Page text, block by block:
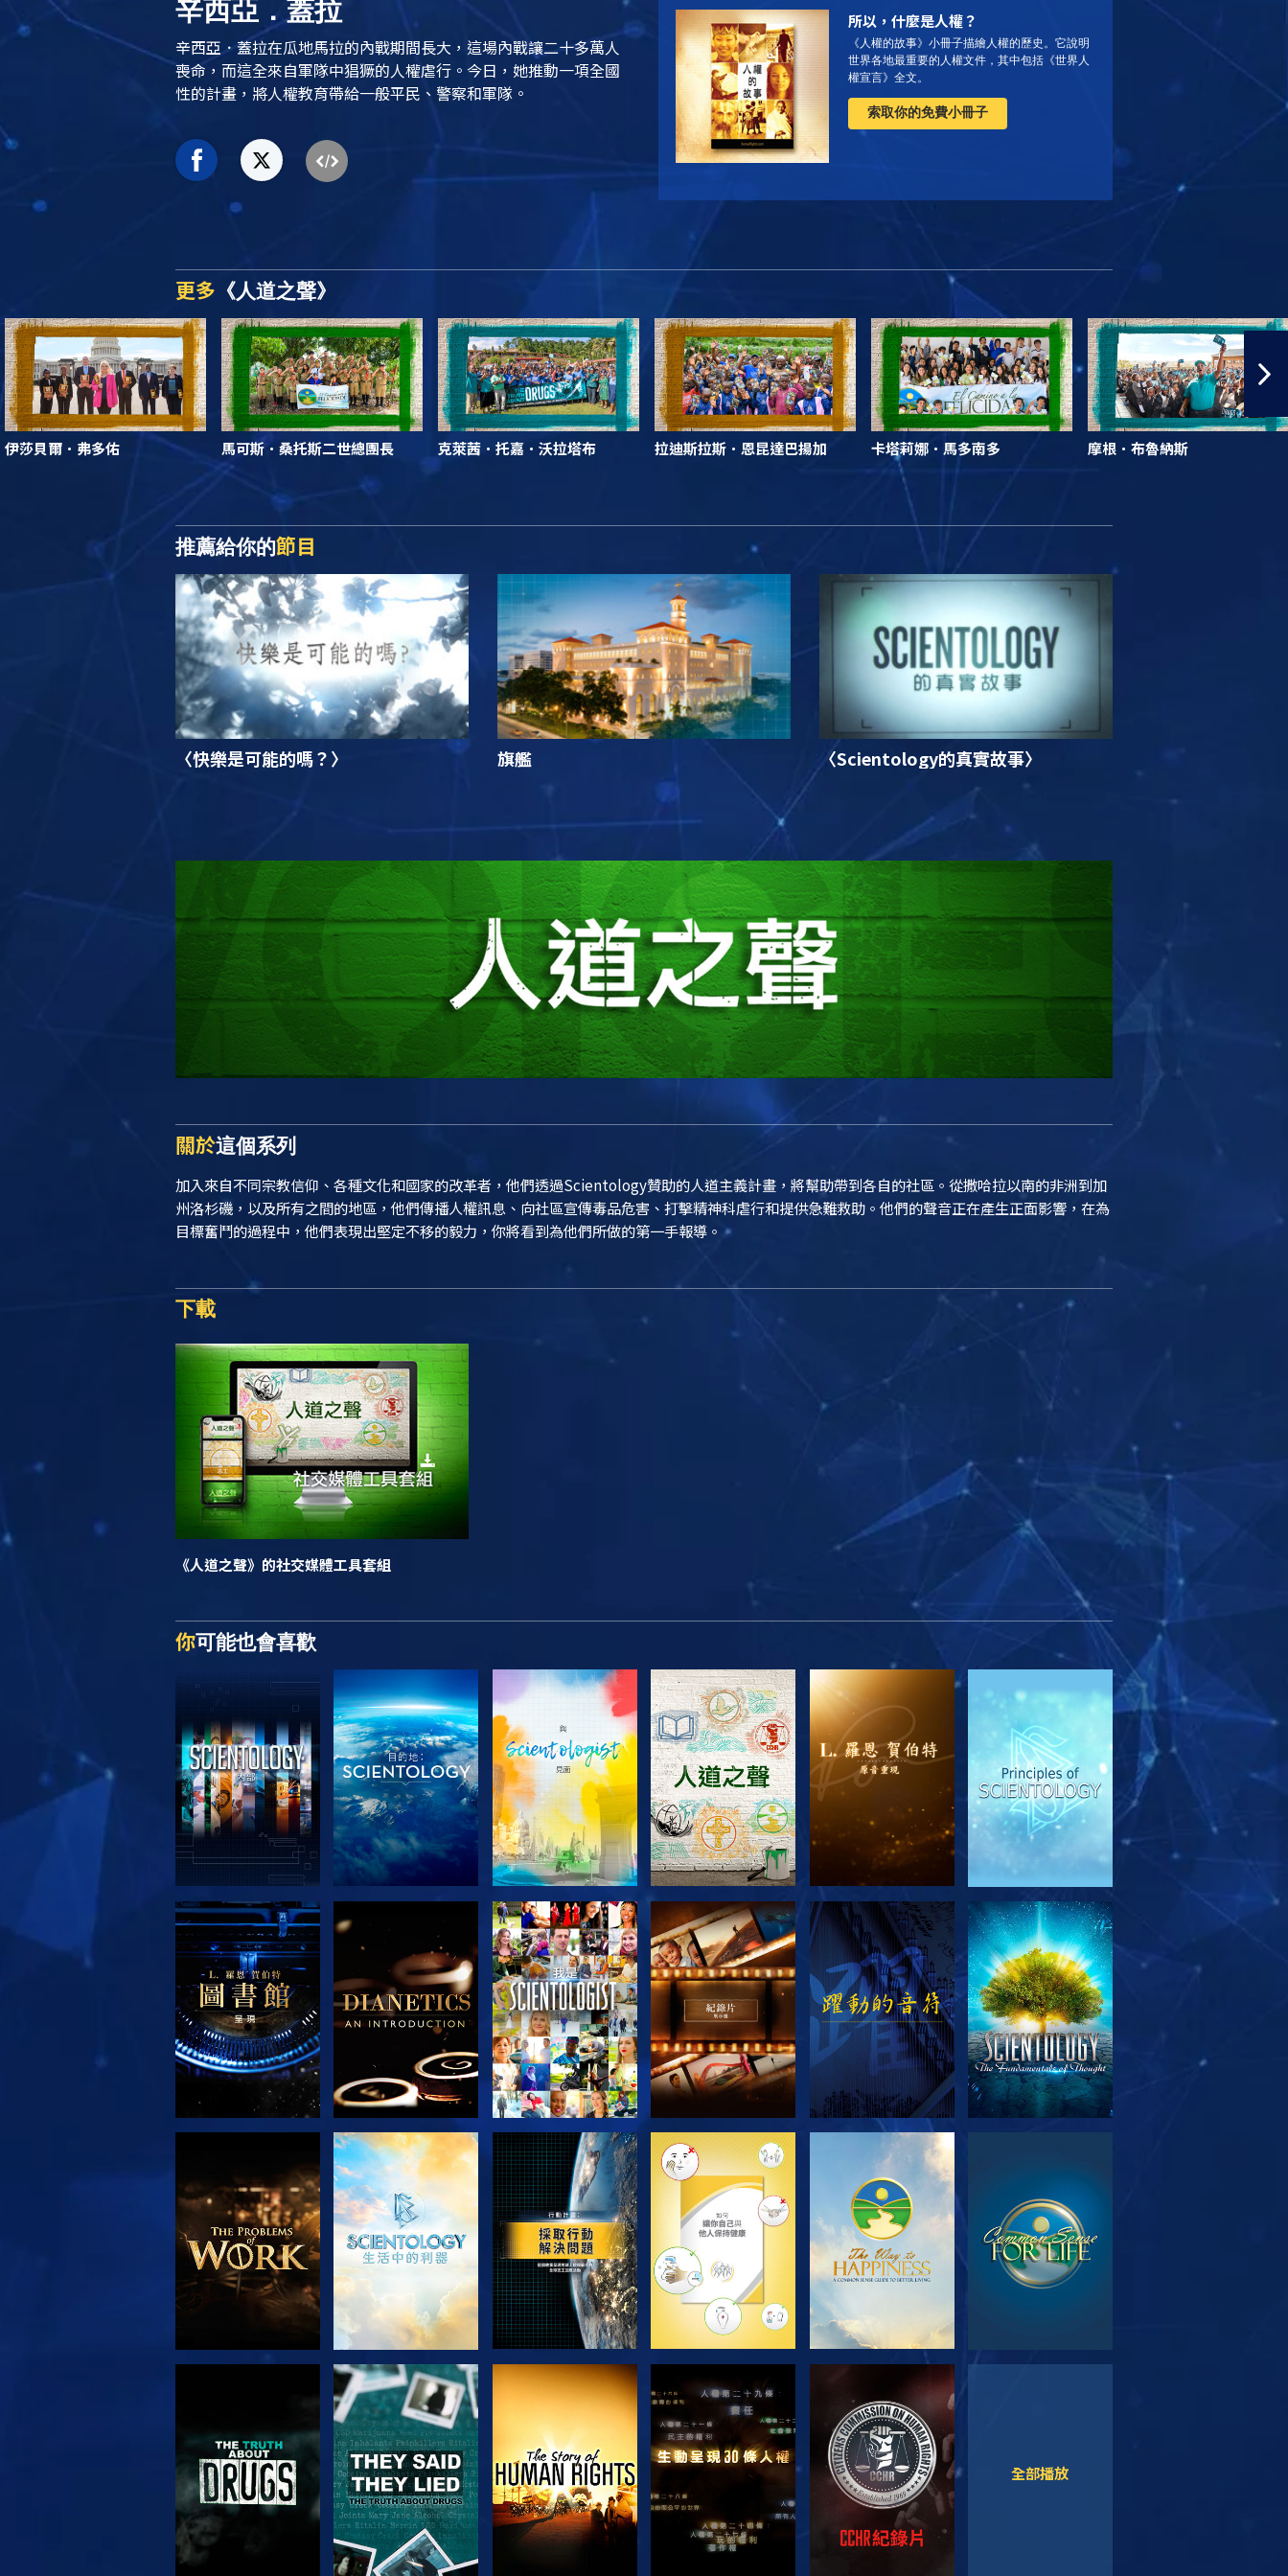
辛西亞．蓋拉
辛西亞．蓋拉在瓜地馬拉的內戰期間長大，這場內戰讓二十多萬人
喪命，而這全來自軍隊中猖獗的人權虐行。今日，她推動一項全國
性的計畫，將人權教育帶給一般平民、警察和軍隊。
所以，什麼是人權？
《人權的故事》小冊子描繪人權的歷史。它說明
世界各地最重要的人權文件，其中包括《世界人
權宣言》全文。
索取你的免費小冊子
更多 《人道之聲》
伊莎貝爾．弗多佑 馬可斯．桑托斯二世總團長 克萊茜．托嘉．沃拉塔布 拉迪斯拉斯．恩昆達巴揚加 卡塔莉娜．馬多南多 摩根．布魯納斯
推薦給你的節目
〈快樂是可能的嗎？〉 旗艦 〈Scientology的真實故事〉
關於這個系列
加入來自不同宗教信仰、各種文化和國家的改革者，他們透過Scientology贊助的人道主義計畫，將幫助帶到各自的社區。從撒哈拉以南的非洲到加
州洛杉磯，以及所有之間的地區，他們傳播人權訊息、向社區宣傳毒品危害、打擊精神科虐行和提供急難救助。他們的聲音正在產生正面影響，在為
目標奮鬥的過程中，他們表現出堅定不移的毅力，你將看到為他們所做的第一手報導。
下載
《人道之聲》 的社交媒體工具套組
你可能也會喜歡
探索系列節目 探索系列節目 探索系列節目 探索系列節目 探索系列節目 觀看
探索系列節目 觀看 探索系列節目 探索系列節目 探索系列節目
觀看 觀看 觀看 觀看
全部播放